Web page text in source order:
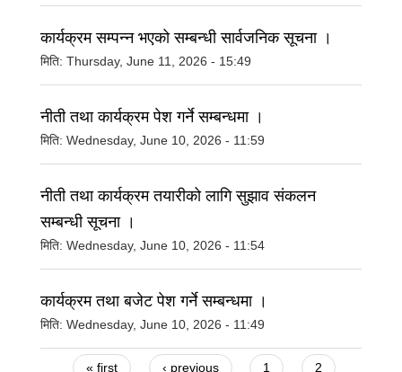
कार्यक्रम सम्पन्न भएको सम्बन्धी सार्वजनिक सूचना ।
मिति: Thursday, June 11, 2026 - 15:49
नीती तथा कार्यक्रम पेश गर्ने सम्बन्धमा ।
मिति: Wednesday, June 10, 2026 - 11:59
नीती तथा कार्यक्रम तयारीको लागि सुझाव संकलन
सम्बन्धी सूचना ।
मिति: Wednesday, June 10, 2026 - 11:54
कार्यक्रम तथा बजेट पेश गर्ने सम्बन्धमा ।
मिति: Wednesday, June 10, 2026 - 11:49
« first ‹ previous 1
2